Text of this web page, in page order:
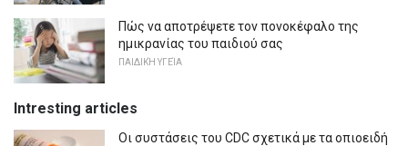
Πώς να αποτρέψετε τον πονοκέφαλο της
ημικρανίας του παιδιού σας
ΠΑΙΔΙΚΉ ΥΓΕΊΑ
Intresting articles
Οι συστάσεις του CDC σχετικά με τα οπιοειδή